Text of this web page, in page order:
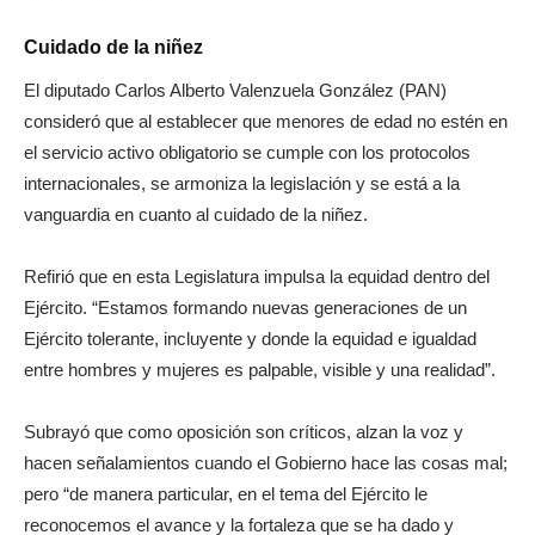
Cuidado de la niñez
El diputado Carlos Alberto Valenzuela González (PAN)
consideró que al establecer que menores de edad no estén en
el servicio activo obligatorio se cumple con los protocolos
internacionales, se armoniza la legislación y se está a la
vanguardia en cuanto al cuidado de la niñez.
Refirió que en esta Legislatura impulsa la equidad dentro del
Ejército. “Estamos formando nuevas generaciones de un
Ejército tolerante, incluyente y donde la equidad e igualdad
entre hombres y mujeres es palpable, visible y una realidad”.
Subrayó que como oposición son críticos, alzan la voz y
hacen señalamientos cuando el Gobierno hace las cosas mal;
pero “de manera particular, en el tema del Ejército le
reconocemos el avance y la fortaleza que se ha dado y